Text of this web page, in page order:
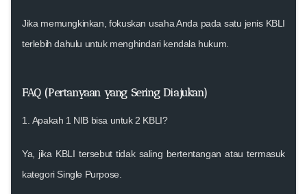
Jika memungkinkan, fokuskan usaha Anda pada satu jenis KBLI
terlebih dahulu untuk menghindari kendala hukum.
FAQ (Pertanyaan yang Sering Diajukan)
1. Apakah 1 NIB bisa untuk 2 KBLI?
Ya, jika KBLI tersebut tidak saling bertentangan atau termasuk
kategori Single Purpose.